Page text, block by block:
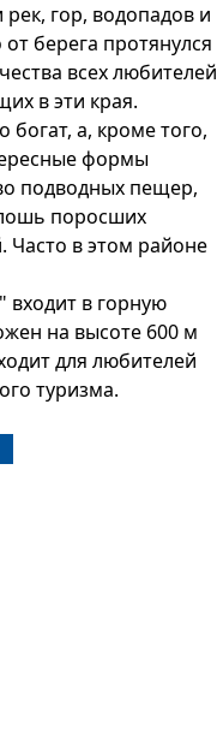
гор, водопадов и
берега протянулся
всех любителей
в эти края.
а, кроме того,
формы
подводных пещер,
поросших
Часто в этом районе
в горную
на высоте 600 м
для любителей
туризма.